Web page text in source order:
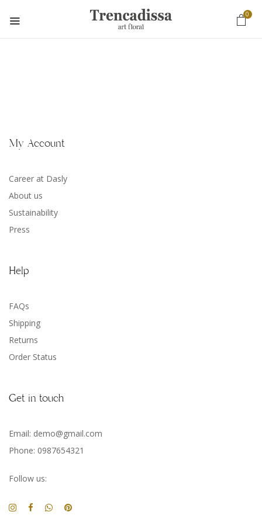
0
My Account
Career at Dasly
About us
Sustainability
Press
Help
FAQs
Shipping
Returns
Order Status
Get in touch
Email: demo@gmail.com
Phone: 0987654321
Follow us: